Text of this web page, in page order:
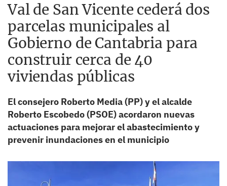
Val de San Vicente cederá dos
parcelas municipales al
Gobierno de Cantabria para
construir cerca de 40
viviendas públicas
El consejero Roberto Media (PP) y el alcalde
Roberto Escobedo (PSOE) acordaron nuevas
actuaciones para mejorar el abastecimiento y
prevenir inundaciones en el municipio